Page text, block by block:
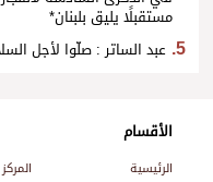
مستقبلًا يليق بلبنان*
عبد الساتر : صلّوا لأجل
الأقسام
الرئيسية